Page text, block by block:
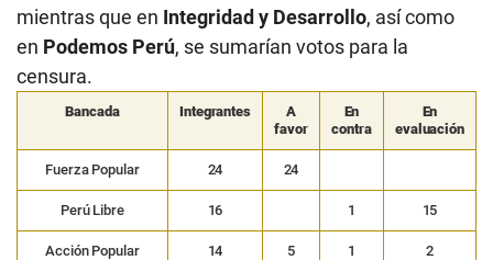
mientras que en Integridad y Desarrollo, así como
en Podemos Perú, se sumarían votos para la
censura.
Bancada Integrantes
A
favor
En
contra
En
evaluación
Fuerza Popular 24 24
Perú Libre 16 1 15
Acción Popular 14 5 1 2